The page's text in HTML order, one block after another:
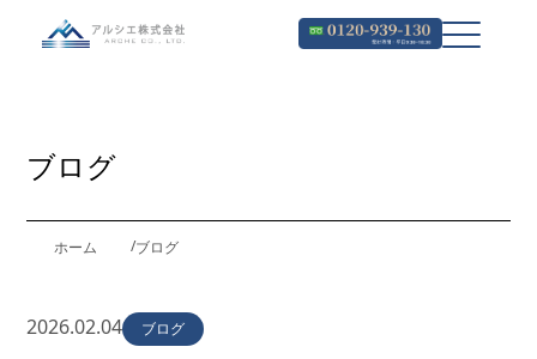
ブログ
ホーム ブログ
2026.02.04 ブログ